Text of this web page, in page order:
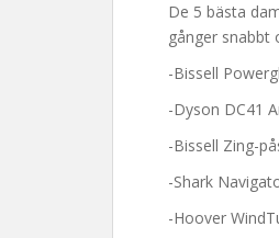
De 5 bästa
gånger snabbt
-Bissell
-Dyson DC41
-Bissell Zing-
-Shark
-Hoover